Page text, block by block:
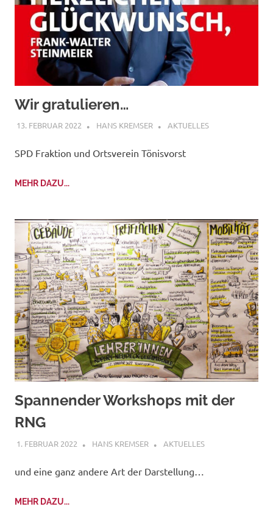
Wir gratulieren…
13. FEBRUAR 2022 HANS KREMSER AKTUELLES
SPD Fraktion und Ortsverein Tönisvorst
MEHR DAZU...
Spannender Workshops mit der
RNG
1. FEBRUAR 2022 HANS KREMSER AKTUELLES
und eine ganz andere Art der Darstellung…
MEHR DAZU...